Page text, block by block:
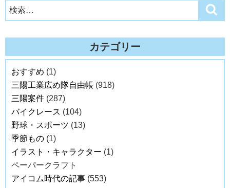
検
索:
カテゴリー
おすすめ (1)
三陽工業広め隊自由帳 (918)
三陽案件 (287)
バイクレース (104)
野球・スポーツ (13)
季節もの (1)
イラスト・キャラクター (1)
ペーパークラフト
アイコム時代の記事 (553)